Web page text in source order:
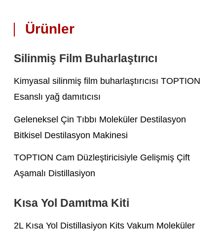
Ürünler
Silinmiş Film Buharlaştırıcı
Kimyasal silinmiş film buharlaştırıcısı TOPTION
Esanslı yağ damıtıcısı
Geleneksel Çin Tıbbı Moleküler Destilasyon
Bitkisel Destilasyon Makinesi
TOPTION Cam Düzleştiricisiyle Gelişmiş Çift
Aşamalı Distillasiyon
Kısa Yol Damıtma Kiti
2L Kısa Yol Distillasiyon Kits Vakum Moleküler